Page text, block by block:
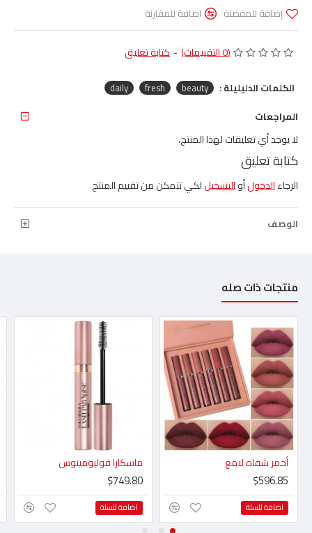
(0 التقييمات) - كتابة تعليق
إضافة للمفضلة اضافة للمقارنة
الكلمات الدليليلة : beauty
fresh
daily
المراجعات
لا يوجد أي تعليقات لهذا المنتج.
كتابة تعليق
الرجاءالدخولأوالتسجيللكي تتمكن من تقييم المنتج
الوصف
منتجات ذات صله
أحمر شفاه لامع
$596.85
اضافة للسلة
ماسكارا فوليومينوس
$749.80
اضافة للسلة